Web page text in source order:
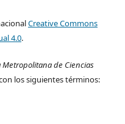
Creative Commons
4.0.
Metropolitana de Ciencias
los siguientes términos: